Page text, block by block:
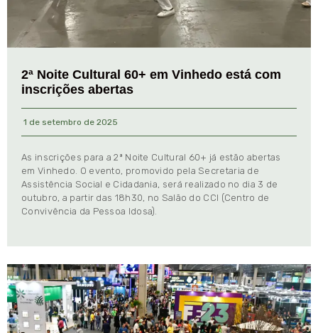
2ª Noite Cultural 60+ em Vinhedo está com
inscrições abertas
1 de setembro de 2025
As inscrições para a 2ª Noite Cultural 60+ já estão abertas
em Vinhedo. O evento, promovido pela Secretaria de
Assistência Social e Cidadania, será realizado no dia 3 de
outubro, a partir das 18h30, no Salão do CCI (Centro de
Convivência da Pessoa Idosa).